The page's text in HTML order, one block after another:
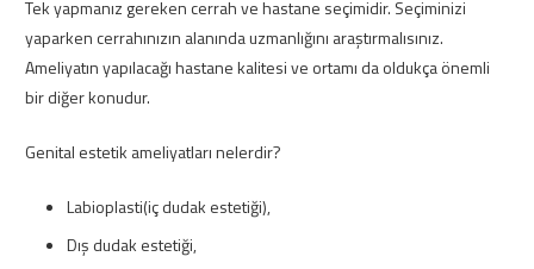
Tek yapmanız gereken cerrah ve hastane seçimidir. Seçiminizi
yaparken cerrahınızın alanında uzmanlığını araştırmalısınız.
Ameliyatın yapılacağı hastane kalitesi ve ortamı da oldukça önemli
bir diğer konudur.
Genital estetik ameliyatları nelerdir?
Labioplasti(iç dudak estetiği),
Dış dudak estetiği,